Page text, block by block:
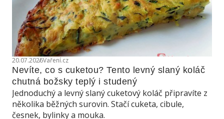
20.07.2026Vaření.cz
Nevíte, co s cuketou? Tento levný slaný koláč
chutná božsky teplý i studený
Jednoduchý a levný slaný cuketový koláč připravíte z
několika běžných surovin. Stačí cuketa, cibule,
česnek, bylinky a mouka.